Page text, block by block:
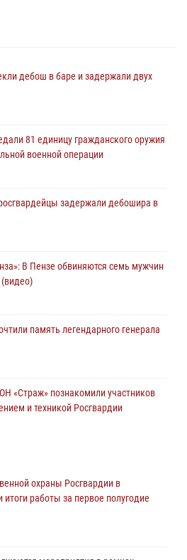
дебош в баре и задержали двух
81 единицу гражданского оружия
военной операции
задержали дебошира в
В Пензе обвиняются семь мужчин
память легендарного генерала
«Страж» познакомили участников
и техникой Росгвардии
оказали помощь
Росгвардии пресечена
под реабилитационный центр
охраны Росгвардии в
работы за первое полугодие